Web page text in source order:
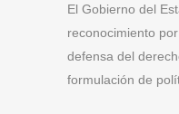
El Gobierno del
reconocimiento
defensa del
formulación de